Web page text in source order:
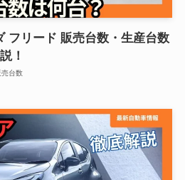
フリード 販売台数・生産台数
！
売台数